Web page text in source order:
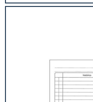
podem assegurar